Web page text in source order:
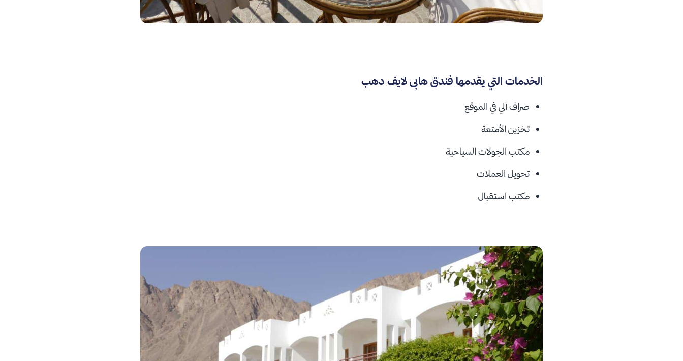
الخدمات التي يقدمها فندق هابى لايف دهب
صراف آلي في الموقع
تخزين الأمتعة
مكتب الجولات السياحية
تحويل العملات
مكتب استقبال